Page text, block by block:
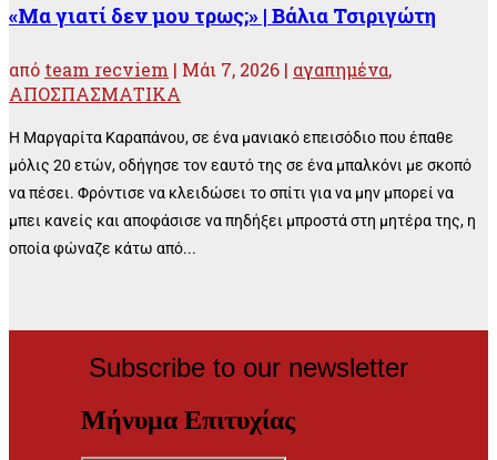
«Μα γιατί δεν μου τρως;» | Βάλια Τσιριγώτη
από team recviem | Μάι 7, 2026 | αγαπημένα,
ΑΠΟΣΠΑΣΜΑΤΙΚΑ
Η Μαργαρίτα Καραπάνου, σε ένα μανιακό επεισόδιο που έπαθε
μόλις 20 ετών, οδήγησε τον εαυτό της σε ένα μπαλκόνι με σκοπό
να πέσει. Φρόντισε να κλειδώσει το σπίτι για να μην μπορεί να
μπει κανείς και αποφάσισε να πηδήξει μπροστά στη μητέρα της, η
οποία φώναζε κάτω από...
Subscribe to our newsletter
Μήνυμα Επιτυχίας